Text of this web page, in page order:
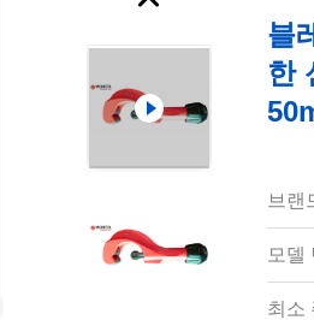
블
한
브랜
모델
최소